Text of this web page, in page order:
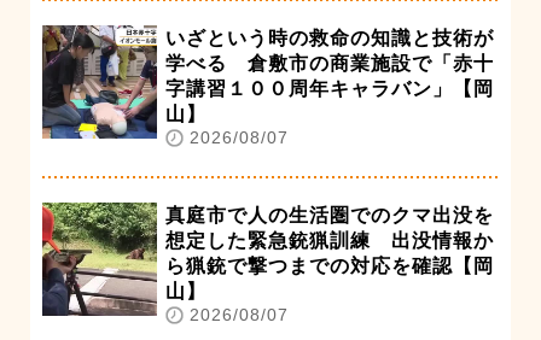
いざという時の救命の知識と技術が
学べる 倉敷市の商業施設で「赤十
字講習１００周年キャラバン」【岡
山】
2026/08/07
真庭市で人の生活圏でのクマ出没を
想定した緊急銃猟訓練 出没情報か
ら猟銃で撃つまでの対応を確認【岡
山】
2026/08/07